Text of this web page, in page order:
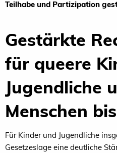
Teilhabe und Partizipation
Gestärkte
für queere
Jugendliche
Menschen
Für Kinder und Jugendliche
Gesetzeslage eine deutliche